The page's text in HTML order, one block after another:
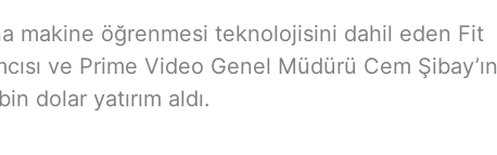
makine öğrenmesi teknolojisini dahil eden Fit
ve Prime Video Genel Müdürü Cem Şibay’ın
dolar yatırım aldı.